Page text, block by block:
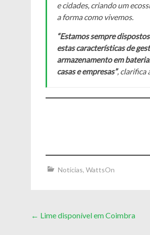
e cidades, criando um
a forma como vivemos.
“Estamos sempre
estas características de
armazenamento em
casas e empresas”, clarifica
Notícias, WattsOn
Post
← Lime disponível em Coimbra